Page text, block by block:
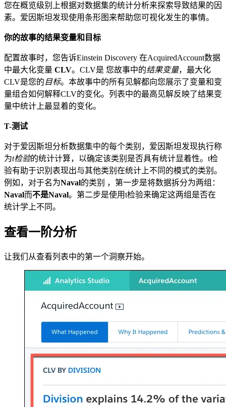
您在概览级别上根据对数据集的统计分析来探索导致结果的因
素。爱因斯坦发现使用条形图来帮助您可视化发生的事情。
你的故事的结果变量和目标
配置故事时，您告诉Einstein Discovery 在AcquiredAccount数据
中最大化变量 CLV。CLV是 您故事中的结果变量，最大化
CLV是您的目标。本故事中的所有见解都向您展示了变量和变
量组合如何解释CLV的变化。列表中的最高见解反映了结果变
量中统计上最显着的变化。
T-测试
对于爱因斯坦分析数据集中的每个类别，爱因斯坦发现执行称
为t检验的统计计算，以确定该类别是否具有统计显着性。t检
验有助于识别表现出与其他类别在统计上不同的模式的类别。
例如，对于名为Naval的类别 ，第一步是将数据拆分为两组：
Naval而不是Naval。第二步是使用t检验来确定这两组是否在
统计学上不同。
查看一阶分析
让我们从查看列表中的第一个洞察开始。